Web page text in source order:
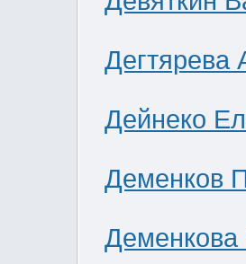
Дегтярева
Дейнеко
Деменков
Деменкова